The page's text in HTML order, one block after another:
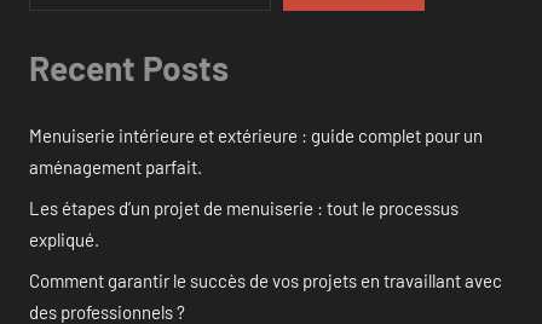
Recent Posts
Menuiserie intérieure et extérieure : guide complet pour un
aménagement parfait.
Les étapes d’un projet de menuiserie : tout le processus
expliqué.
Comment garantir le succès de vos projets en travaillant avec
des professionnels ?